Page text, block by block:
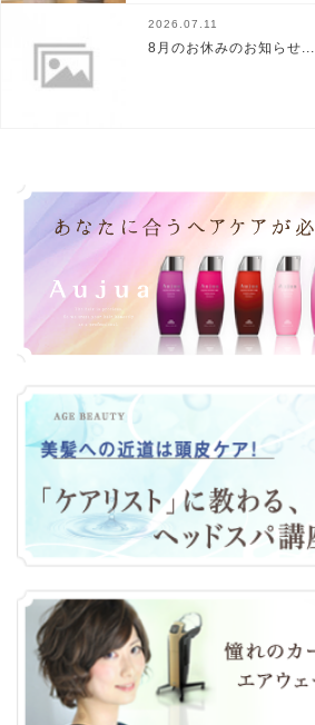
2026.07.11
8月のお休みのお知らせ...